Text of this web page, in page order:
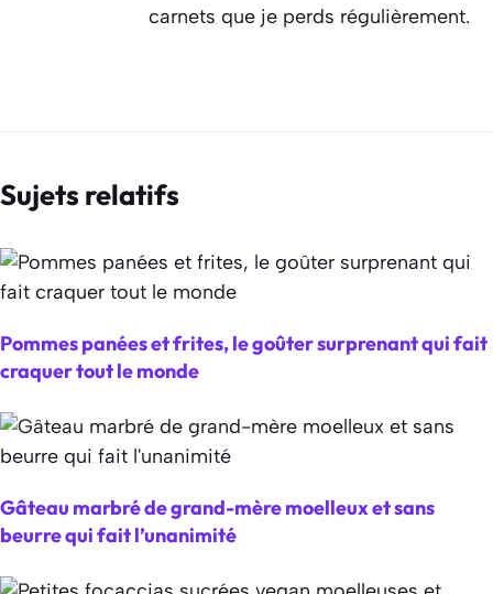
carnets que je perds régulièrement.
Sujets relatifs
Pommes panées et frites, le goûter surprenant qui fait
craquer tout le monde
Gâteau marbré de grand-mère moelleux et sans
beurre qui fait l’unanimité